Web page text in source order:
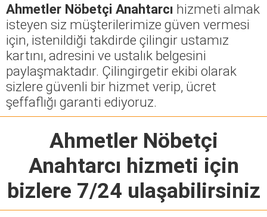
Ahmetler Nöbetçi Anahtarcı hizmeti almak
isteyen siz müşterilerimize güven vermesi
için, istenildiği takdirde çilingir ustamız
kartını, adresini ve ustalık belgesini
paylaşmaktadır. Çilingirgetir ekibi olarak
sizlere güvenli bir hizmet verip, ücret
şeffaflığı garanti ediyoruz.
Ahmetler Nöbetçi
Anahtarcı hizmeti için
bizlere 7/24 ulaşabilirsiniz